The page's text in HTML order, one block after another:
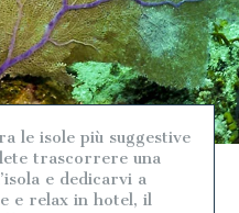
le isole più suggestive
trascorrere una
e dedicarvi a
e relax in hotel, il